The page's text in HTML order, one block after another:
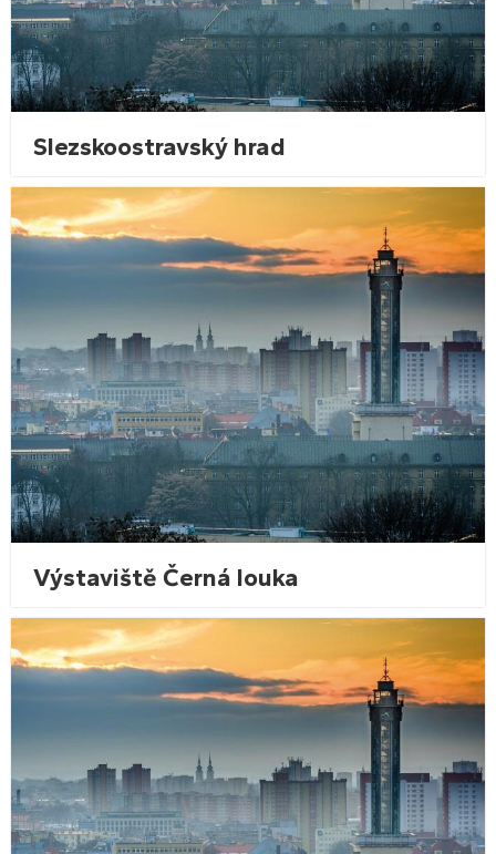
Slezskoostravský hrad
Výstaviště Černá louka